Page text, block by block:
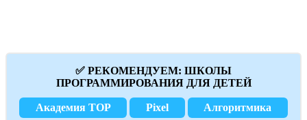
✅ РЕКОМЕНДУЕМ: ШКОЛЫ
ПРОГРАММИРОВАНИЯ ДЛЯ ДЕТЕЙ
Академия TOP Pixel Алгоритмика